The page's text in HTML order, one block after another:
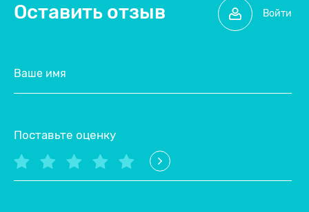
Оставить отзыв Войти
Ваше имя
Поставьте оценку